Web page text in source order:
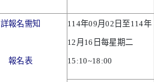
詳報名需知
報名表
114年09月02 日至 114年
12 月 16 日每星期二
15:10~18:00